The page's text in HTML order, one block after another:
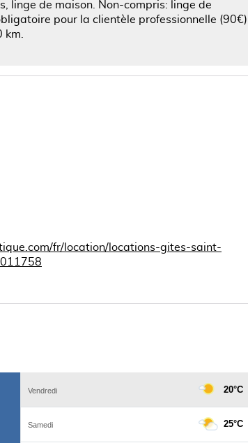
linge de maison. Non-compris: linge de
pour la clientèle professionnelle (90€).
km.
fr/location/locations-gites-saint-